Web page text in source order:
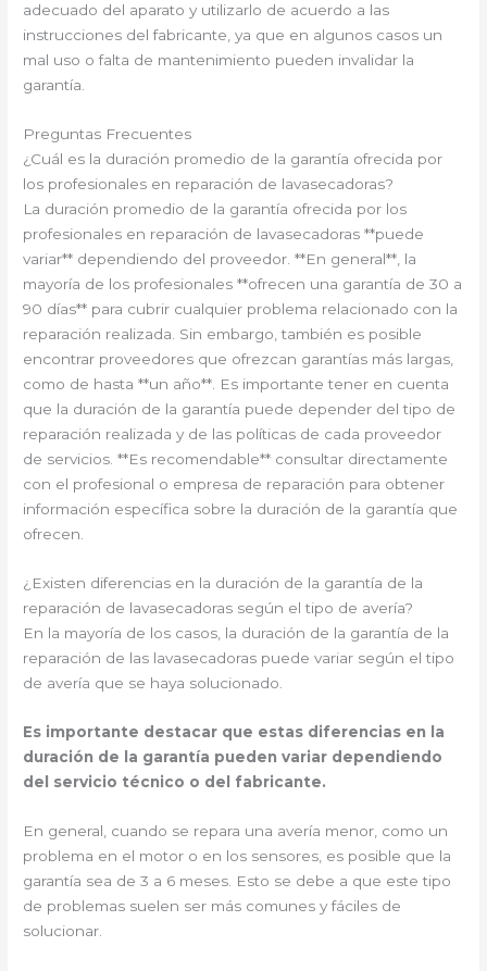
adecuado del aparato y utilizarlo de acuerdo a las
instrucciones del fabricante, ya que en algunos casos un
mal uso o falta de mantenimiento pueden invalidar la
garantía.
Preguntas Frecuentes
¿Cuál es la duración promedio de la garantía ofrecida por
los profesionales en reparación de lavasecadoras?
La duración promedio de la garantía ofrecida por los
profesionales en reparación de lavasecadoras **puede
variar** dependiendo del proveedor. **En general**, la
mayoría de los profesionales **ofrecen una garantía de 30 a
90 días** para cubrir cualquier problema relacionado con la
reparación realizada. Sin embargo, también es posible
encontrar proveedores que ofrezcan garantías más largas,
como de hasta **un año**. Es importante tener en cuenta
que la duración de la garantía puede depender del tipo de
reparación realizada y de las políticas de cada proveedor
de servicios. **Es recomendable** consultar directamente
con el profesional o empresa de reparación para obtener
información específica sobre la duración de la garantía que
ofrecen.
¿Existen diferencias en la duración de la garantía de la
reparación de lavasecadoras según el tipo de avería?
En la mayoría de los casos, la duración de la garantía de la
reparación de las lavasecadoras puede variar según el tipo
de avería que se haya solucionado.
Es importante destacar que estas diferencias en la
duración de la garantía pueden variar dependiendo
del servicio técnico o del fabricante.
En general, cuando se repara una avería menor, como un
problema en el motor o en los sensores, es posible que la
garantía sea de 3 a 6 meses. Esto se debe a que este tipo
de problemas suelen ser más comunes y fáciles de
solucionar.